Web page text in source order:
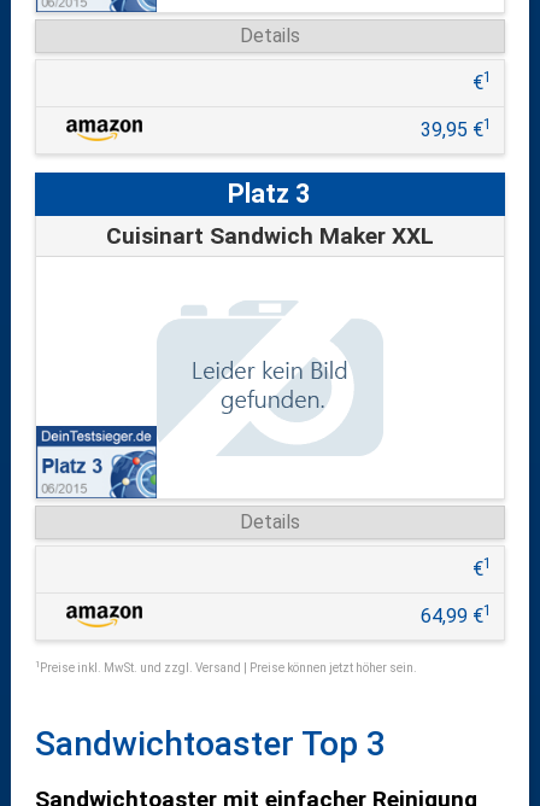
Details
€1
39,95 €1
Platz 3
Cuisinart Sandwich Maker XXL
Details
€1
64,99 €1
1 Preise inkl. MwSt. und zzgl. Versand | Preise können jetzt höher sein.
Sandwichtoaster Top 3
Sandwichtoaster mit einfacher Reinigung